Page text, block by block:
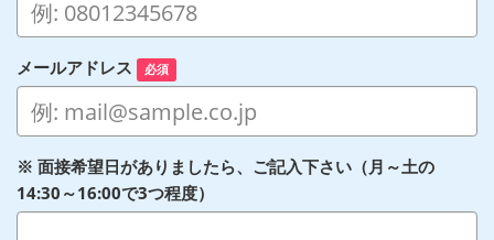
メールアドレス 必須
※ 面接希望日がありましたら、ご記入下さい（月～土の
14:30～16:00で3つ程度）